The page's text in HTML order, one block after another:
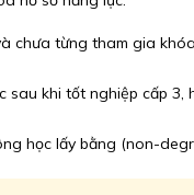
chưa từng tham gia
sau khi tốt nghiệp cấp 3,
học lấy bằng (non-